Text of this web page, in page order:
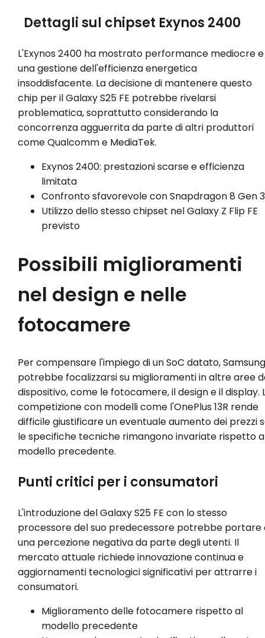
Dettagli sul chipset Exynos 2400
L'Exynos 2400 ha mostrato performance mediocre e
una gestione dell'efficienza energetica
insoddisfacente. La decisione di mantenere questo
chip per il Galaxy S25 FE potrebbe rivelarsi
problematica, soprattutto considerando la
concorrenza agguerrita da parte di altri produttori
come Qualcomm e MediaTek.
Exynos 2400: prestazioni scarse e efficienza
limitata
Confronto sfavorevole con Snapdragon 8 Gen 3
Utilizzo dello stesso chipset nel Galaxy Z Flip FE
previsto
Possibili miglioramenti
nel design e nelle
fotocamere
Per compensare l'impiego di un SoC datato, Samsung
potrebbe focalizzarsi su miglioramenti in altre aree
dispositivo, come le fotocamere, il design e il display.
competizione con modelli come l'OnePlus 13R rende
difficile giustificare un eventuale aumento dei prezzi
le specifiche tecniche rimangono invariate rispetto
modello precedente.
Punti critici per i consumatori
L'introduzione del Galaxy S25 FE con lo stesso
processore del suo predecessore potrebbe portare
una percezione negativa da parte degli utenti. Il
mercato attuale richiede innovazione continua e
aggiornamenti tecnologici significativi per attrarre i
consumatori.
Miglioramento delle fotocamere rispetto al
modello precedente